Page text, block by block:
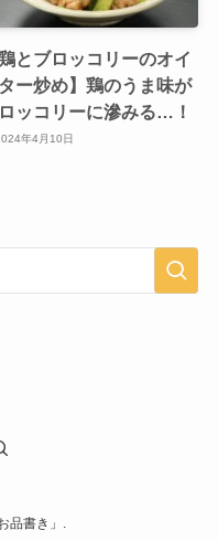
鶏とブロッコリーのオイ
ー炒め】鶏のうま味が
ッコリーに滲みる…！
年4月10日
書き」.